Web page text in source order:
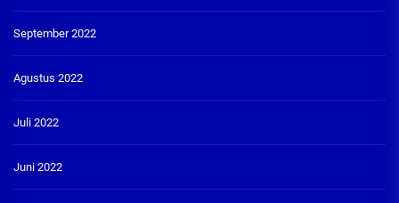
September 2022
Agustus 2022
Juli 2022
Juni 2022